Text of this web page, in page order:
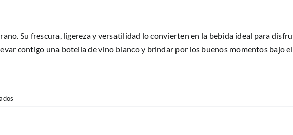
Su frescura, ligereza y versatilidad lo convierten en la bebida ideal para
contigo una botella de vino blanco y brindar por los buenos momentos bajo